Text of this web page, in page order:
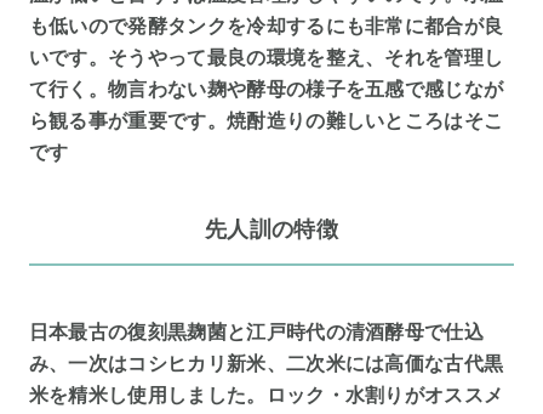
も低いので発酵タンクを冷却するにも非常に都合が良
いです。そうやって最良の環境を整え、それを管理し
て行く。物言わない麹や酵母の様子を五感で感じなが
ら観る事が重要です。焼酎造りの難しいところはそこ
です
先人訓の特徴
日本最古の復刻黒麹菌と江戸時代の清酒酵母で仕込
み、一次はコシヒカリ新米、二次米には高価な古代黒
米を精米し使用しました。ロック・水割りがオススメ